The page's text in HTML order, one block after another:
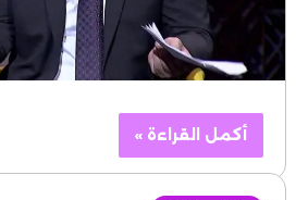
أكمل القراءة »